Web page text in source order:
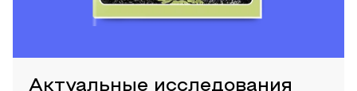
Актуальные исследования